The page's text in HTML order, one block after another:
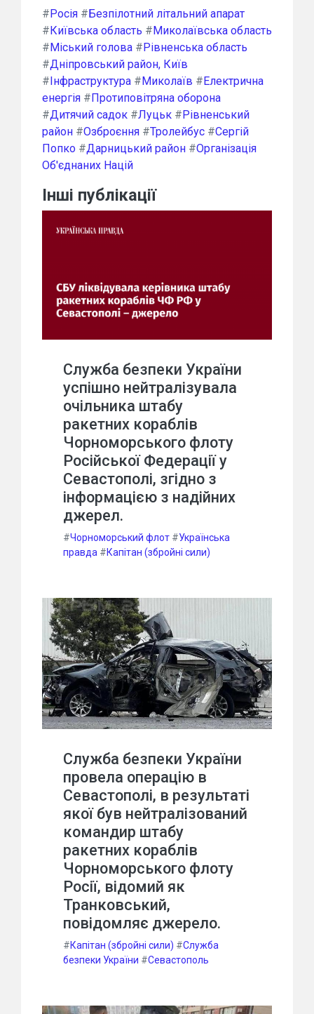
#Росія #Безпілотний літальний апарат
#Київська область #Миколаївська область
#Міський голова #Рівненська область
#Дніпровський район, Київ
#Інфраструктура #Миколаїв #Електрична
енергія #Протиповітряна оборона
#Дитячий садок #Луцьк #Рівненський
район #Озброєння #Тролейбус #Сергій
Попко #Дарницький район #Організація
Об'єднаних Націй
Інші публікації
Служба безпеки України
успішно нейтралізувала
очільника штабу
ракетних кораблів
Чорноморського флоту
Російської Федерації у
Севастополі, згідно з
інформацією з надійних
джерел.
#Чорноморський флот #Українська
правда #Капітан (збройні сили)
Служба безпеки України
провела операцію в
Севастополі, в результаті
якої був нейтралізований
командир штабу
ракетних кораблів
Чорноморського флоту
Росії, відомий як
Транковський,
повідомляє джерело.
#Капітан (збройні сили) #Служба
безпеки України #Севастополь